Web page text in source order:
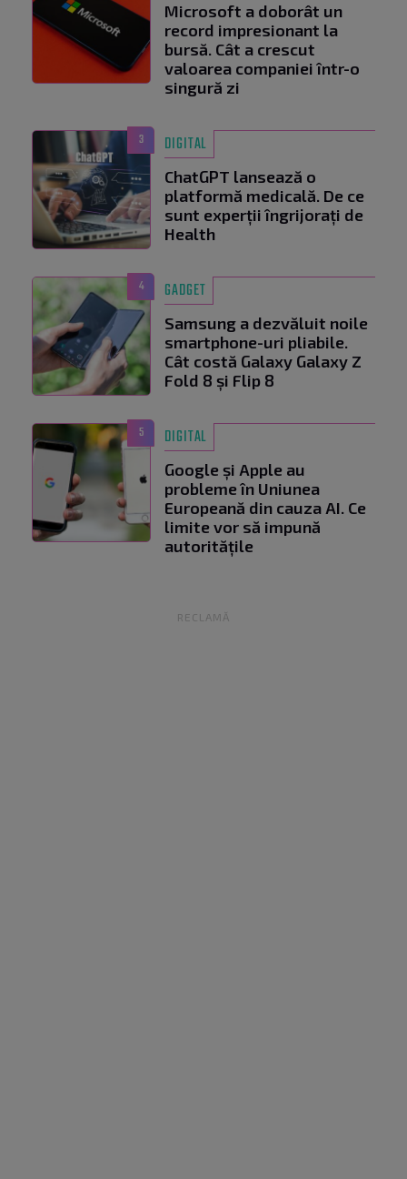
Microsoft a doborât un
record impresionant la
bursă. Cât a crescut
valoarea companiei într-o
singură zi
3 DIGITAL
ChatGPT lansează o
platformă medicală. De ce
sunt experții îngrijorați de
Health
4 GADGET
Samsung a dezvăluit noile
smartphone-uri pliabile.
Cât costă Galaxy Galaxy Z
Fold 8 și Flip 8
5 DIGITAL
Google și Apple au
probleme în Uniunea
Europeană din cauza AI. Ce
limite vor să impună
autoritățile
RECLAMĂ